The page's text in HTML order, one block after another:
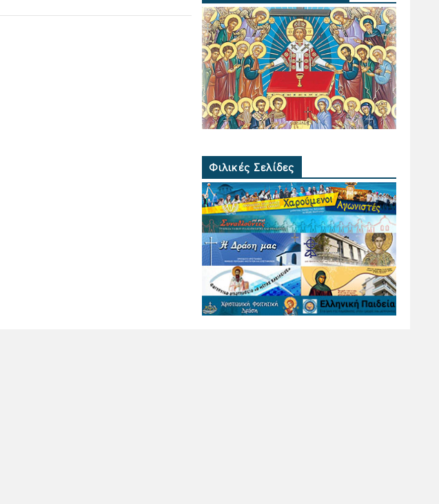
Φιλικές Σελίδες